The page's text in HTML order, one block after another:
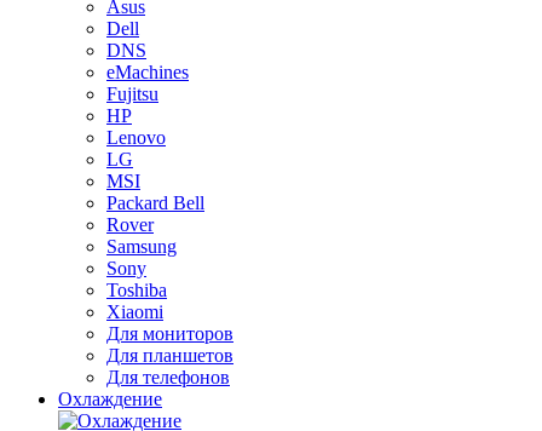
Asus
Dell
DNS
eMachines
Fujitsu
HP
Lenovo
LG
MSI
Packard Bell
Rover
Samsung
Sony
Toshiba
Xiaomi
Для мониторов
Для планшетов
Для телефонов
Охлаждение